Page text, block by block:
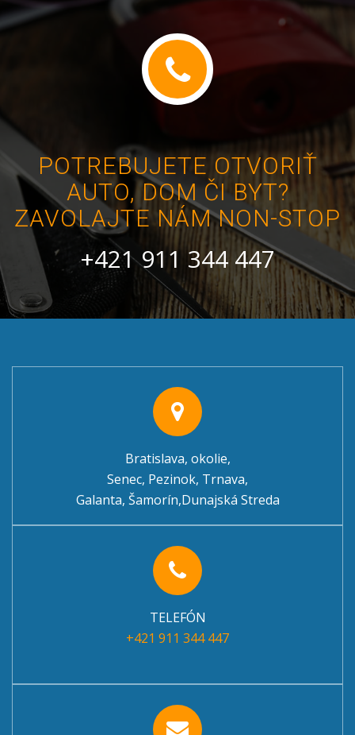
POTREBUJETE OTVORIŤ
AUTO, DOM ČI BYT?
ZAVOLAJTE NÁM NON-STOP
+421 911 344 447
Bratislava, okolie,
Senec, Pezinok, Trnava,
Galanta, Šamorín,Dunajská Streda
TELEFÓN
+421 911 344 447